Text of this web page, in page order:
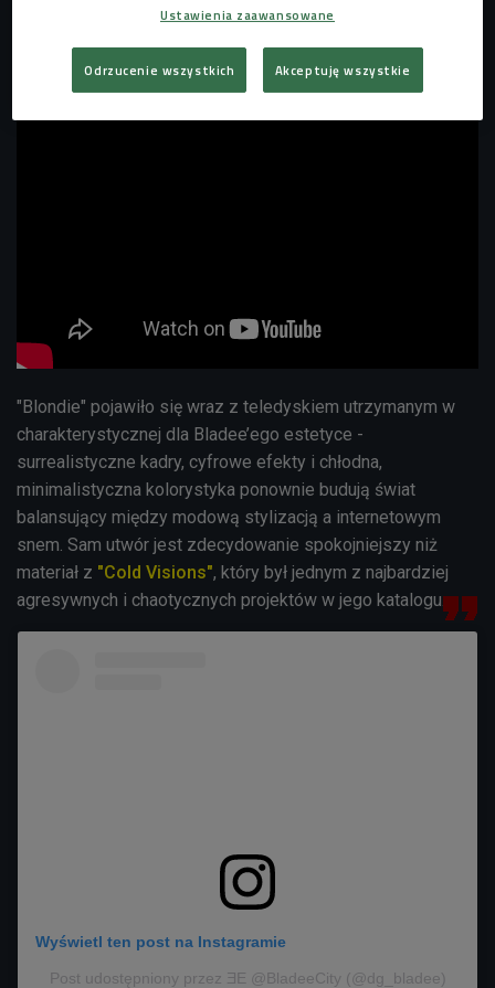
"Blondie" pojawiło się wraz z teledyskiem utrzymanym w
charakterystycznej dla Bladee’ego estetyce -
surrealistyczne kadry, cyfrowe efekty i chłodna,
minimalistyczna kolorystyka ponownie budują świat
balansujący między modową stylizacją a internetowym
snem. Sam utwór jest zdecydowanie spokojniejszy niż
materiał z "Cold Visions", który był jednym z najbardziej
agresywnych i chaotycznych projektów w jego katalogu.
Wyświetl ten post na Instagramie
Post udostępniony przez ƎE @BladeeCity (@dg_bladee)
Ustawienia zaawansowane
Odrzucenie wszystkich Akceptuję wszystkie